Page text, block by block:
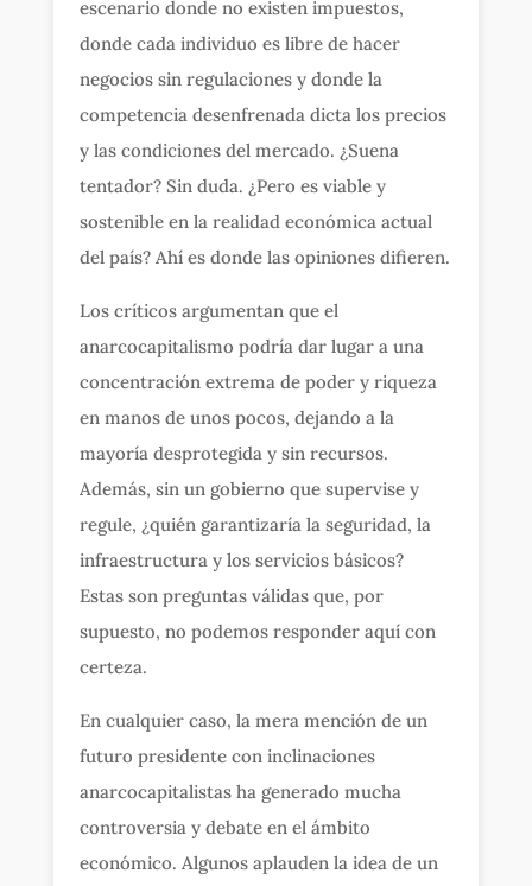
escenario donde no existen impuestos,
donde cada individuo es libre de hacer
negocios sin regulaciones y donde la
competencia desenfrenada dicta los precios
y las condiciones del mercado. ¿Suena
tentador? Sin duda. ¿Pero es viable y
sostenible en la realidad económica actual
del país? Ahí es donde las opiniones difieren.
Los críticos argumentan que el
anarcocapitalismo podría dar lugar a una
concentración extrema de poder y riqueza
en manos de unos pocos, dejando a la
mayoría desprotegida y sin recursos.
Además, sin un gobierno que supervise y
regule, ¿quién garantizaría la seguridad, la
infraestructura y los servicios básicos?
Estas son preguntas válidas que, por
supuesto, no podemos responder aquí con
certeza.
En cualquier caso, la mera mención de un
futuro presidente con inclinaciones
anarcocapitalistas ha generado mucha
controversia y debate en el ámbito
económico. Algunos aplauden la idea de un